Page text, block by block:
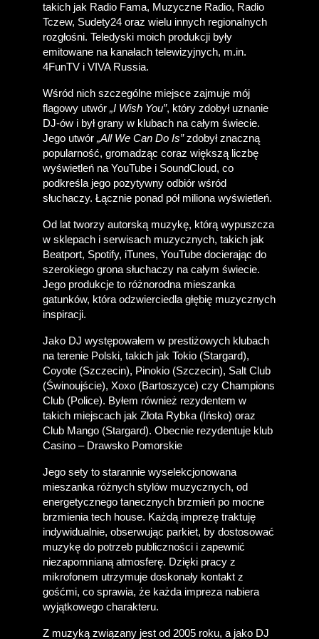
takich jak Radio Fama, Muzyczne Radio, Radio
Tczew, Sudety24 oraz wielu innych regionalnych
rozgłośni. Teledyski moich produkcji były
emitowane na kanałach telewizyjnych, m.in.
4FunTV i VIVA Russia.
Wśród nich szczególne miejsce zajmuje mój
flagowy utwór „I Wish You”, który zdobył uznanie
DJ-ów i był grany w klubach na całym świecie.
Jego utwór „All We Can Do Is” zdobył znaczną
popularność, gromadząc coraz większą liczbę
wyświetleń na YouTube i SoundCloud, co
podkreśla jego pozytywny odbiór wśród
słuchaczy. Łącznie ponad pół miliona wyświetleń.
Od lat tworzy autorską muzykę, którą wypuszcza
w sklepach i serwisach muzycznych, takich jak
Beatport, Spotify, iTunes, YouTube docierając do
szerokiego grona słuchaczy na całym świecie.
Jego produkcje to różnorodna mieszanka
gatunków, która odzwierciedla głębię muzycznych
inspiracji.
Jako DJ występowałem w prestiżowych klubach
na terenie Polski, takich jak Tokio (Stargard),
Coyote (Szczecin), Pinokio (Szczecin), Salt Club
(Świnoujście), Xoxo (Bartoszyce) czy Champions
Club (Police). Byłem również rezydentem w
takich miejscach jak Złota Rybka (Ińsko) oraz
Club Mango (Stargard). Obecnie rezydentuje klub
Casino – Drawsko Pomorskie
Jego sety to starannie wyselekcjonowana
mieszanka różnych stylów muzycznych, od
energetycznego tanecznych brzmień po mocne
brzmienia tech house. Każdą imprezę traktuję
indywidualnie, obserwując parkiet, by dostosować
muzykę do potrzeb publiczności i zapewnić
niezapomnianą atmosferę. Dzięki pracy z
mikrofonem utrzymuje doskonały kontakt z
gośćmi, co sprawia, że każda impreza nabiera
wyjątkowego charakteru.
Z muzyką związany jest od 2005 roku, a jako DJ